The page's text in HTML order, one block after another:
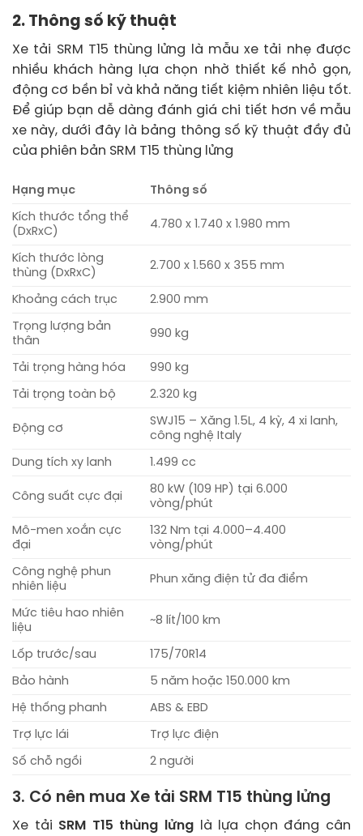
2. Thông số kỹ thuật
Xe tải SRM T15 thùng lửng là mẫu xe tải nhẹ được
nhiều khách hàng lựa chọn nhờ thiết kế nhỏ gọn,
động cơ bền bỉ và khả năng tiết kiệm nhiên liệu tốt.
Để giúp bạn dễ dàng đánh giá chi tiết hơn về mẫu
xe này, dưới đây là bảng thông số kỹ thuật đầy đủ
của phiên bản SRM T15 thùng lửng
Hạng mục Thông số
Kích thước tổng thể
(DxRxC)
4.780 x 1.740 x 1.980 mm
Kích thước lòng
thùng (DxRxC)
2.700 x 1.560 x 355 mm
Khoảng cách trục 2.900 mm
Trọng lượng bản
thân
990 kg
Tải trọng hàng hóa 990 kg
Tải trọng toàn bộ 2.320 kg
Động cơ
SWJ15 – Xăng 1.5L, 4 kỳ, 4 xi lanh,
công nghệ Italy
Dung tích xy lanh 1.499 cc
Công suất cực đại
80 kW (109 HP) tại 6.000
vòng/phút
Mô-men xoắn cực
đại
132 Nm tại 4.000–4.400
vòng/phút
Công nghệ phun
nhiên liệu
Phun xăng điện tử đa điểm
Mức tiêu hao nhiên
liệu
~8 lít/100 km
Lốp trước/sau 175/70R14
Bảo hành 5 năm hoặc 150.000 km
Hệ thống phanh ABS & EBD
Trợ lực lái Trợ lực điện
Số chỗ ngồi 2 người
3. Có nên mua Xe tải SRM T15 thùng lửng
Xe tải SRM T15 thùng lửng là lựa chọn đáng cân